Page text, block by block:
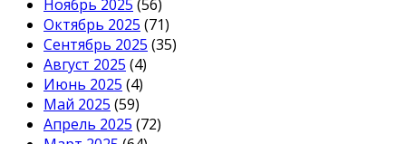
Ноябрь 2025 (56)
Октябрь 2025 (71)
Сентябрь 2025 (35)
Август 2025 (4)
Июнь 2025 (4)
Май 2025 (59)
Апрель 2025 (72)